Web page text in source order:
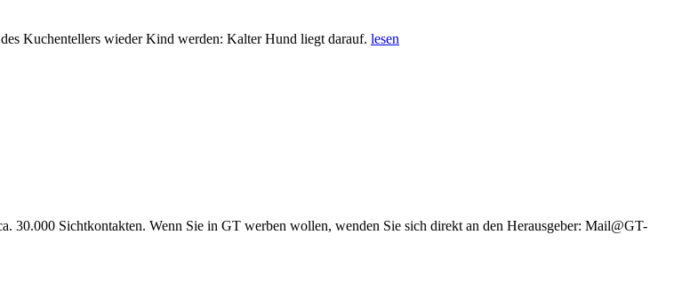
Kuchentellers wieder Kind werden: Kalter Hund liegt darauf. lesen
30.000 Sichtkontakten. Wenn Sie in GT werben wollen, wenden Sie sich direkt an den Herausgeber: Mail@GT-